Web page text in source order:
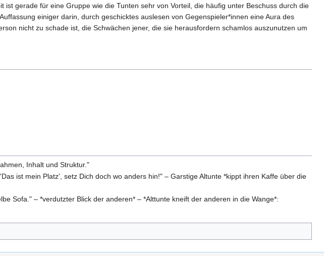
gerade für eine Gruppe wie die Tunten sehr von Vorteil, die häufig unter Beschuss durch die
einiger darin, durch geschicktes auslesen von Gegenspieler*innen eine Aura des
nicht zu schade ist, die Schwächen jener, die sie herausfordern schamlos auszunutzen um
Inhalt und Struktur."
ist mein Platz', setz Dich doch wo anders hin!" – Garstige Altunte *kippt ihren Kaffe über die
Sofa." – *verdutzter Blick der anderen* – *Alttunte kneift der anderen in die Wange*: